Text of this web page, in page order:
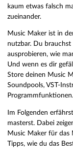
kaum etwas falsch
zueinander.
Music Maker ist in
nutzbar. Du brauchst
ausprobieren, wie
Und wenn es dir
Store deinen Music
Soundpools, VST-
Programmfunktionen.
Im Folgenden
masterst. Dabei
Music Maker für das
Tipps, wie du das